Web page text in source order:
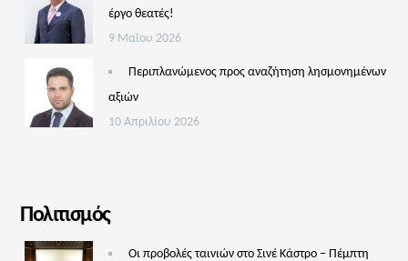
έργο θεατές!
9 Μαΐου 2026
Περιπλανώμενος προς αναζήτηση λησμονημένων
αξιών
10 Απριλίου 2026
Πολιτισμός
Οι προβολές ταινιών στο Σινέ Κάστρο – Πέμπτη